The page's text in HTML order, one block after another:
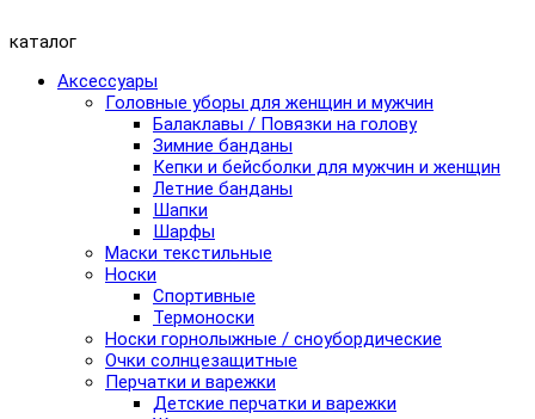
каталог
Аксессуары
Головные уборы для женщин и мужчин
Балаклавы / Повязки на голову
Зимние банданы
Кепки и бейсболки для мужчин и женщин
Летние банданы
Шапки
Шарфы
Маски текстильные
Носки
Спортивные
Термоноски
Носки горнолыжные / сноубордические
Очки солнцезащитные
Перчатки и варежки
Детские перчатки и варежки